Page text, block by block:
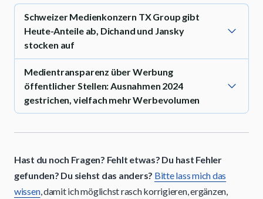
Schweizer Medienkonzern TX Group gibt
Heute-Anteile ab, Dichand und Jansky
stocken auf
Medientransparenz über Werbung
öffentlicher Stellen: Ausnahmen 2024
gestrichen, vielfach mehr Werbevolumen
Hast du noch Fragen? Fehlt etwas? Du hast Fehler
gefunden? Du siehst das anders? Bitte lass mich das
wissen, damit ich möglichst rasch korrigieren, ergänzen,